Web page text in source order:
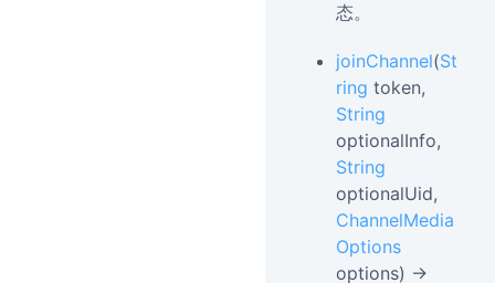
态。
joinChannel(St
ring token,
String
optionalInfo,
String
optionalUid,
ChannelMedia
Options
options) →